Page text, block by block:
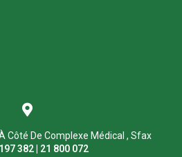
Côté De Complexe Médical , Sfax
382 | 21 800 072